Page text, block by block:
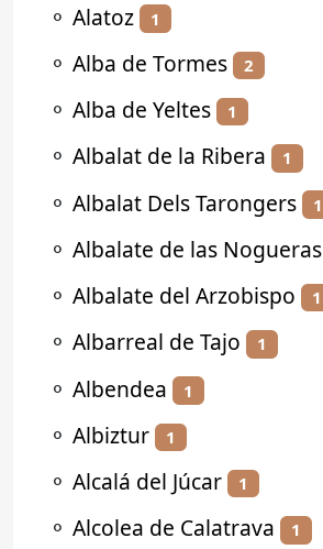
⚬ Alatoz 1
⚬ Alba de Tormes 2
⚬ Alba de Yeltes 1
⚬ Albalat de la Ribera 1
⚬ Albalat Dels Tarongers 1
⚬ Albalate de las Nogueras
⚬ Albalate del Arzobispo 1
⚬ Albarreal de Tajo 1
⚬ Albendea 1
⚬ Albiztur 1
⚬ Alcalá del Júcar 1
⚬ Alcolea de Calatrava 1